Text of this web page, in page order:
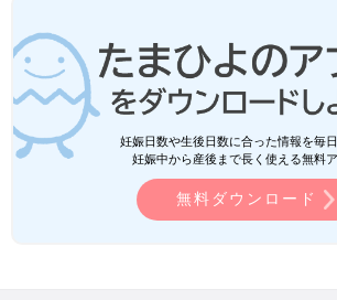
妊娠日数や生後日数に合った情報を毎
妊娠中から産後まで長く使える無料
無料ダウンロード